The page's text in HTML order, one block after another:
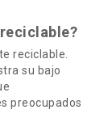
reciclable.
su bajo
preocupados